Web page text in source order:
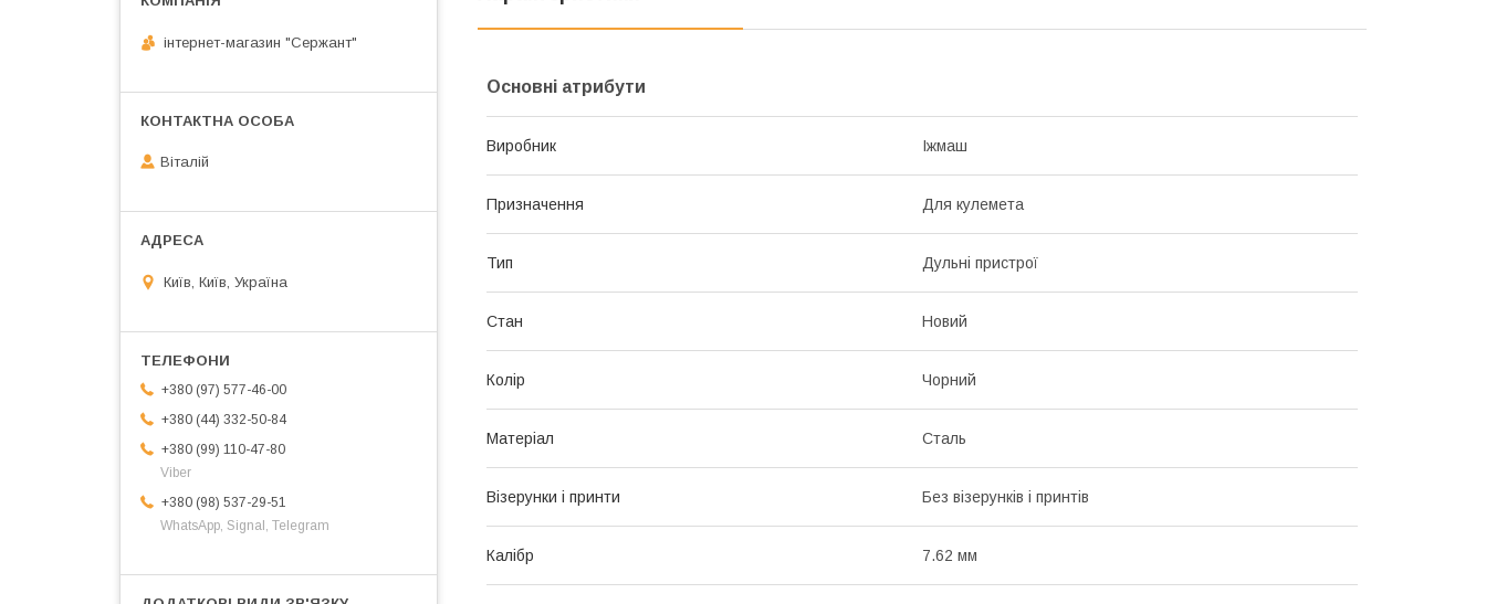
Основні атрибути
Виробник Іжмаш
Призначення Для кулемета
Тип Дульні пристрої
Стан Новий
Колір Чорний
Матеріал Сталь
Візерунки і принти Без візерунків і принтів
Калібр 7.62 мм
інтернет-магазин "Сержант"
Віталій
Київ, Київ, Україна
+380 (97) 577-46-00
+380 (44) 332-50-84
+380 (99) 110-47-80
Viber
+380 (98) 537-29-51
WhatsApp, Signal, Telegram